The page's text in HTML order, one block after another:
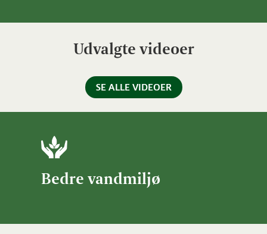
Udvalgte videoer
SE ALLE VIDEOER
Bedre vandmiljø